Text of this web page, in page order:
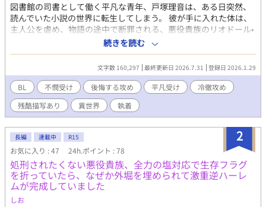
図書館の司書として働く平凡な青年、戸塚理音は、ある日突然、
読んでいた小説の世界に転生してしまう。 彼が手に入れた体は、
主人公を虐め、物語の途中で断罪される、悪役貴族のリオドール•
フィリップだった。 リオドールとなった理音は、破滅の運命を回
避するため、「物語の筋書き」を無視し、主人公たちから距離を
置こうと試みる。しかし、そこにはあまりにも残酷な現実が待っ
ていた。 初の平凡受けに挑戦です！ 主人公がかなり辛い目に合い
ますので、苦手な方はご注意下さい。 久しぶりの長編連載です。
感想やお気に入り、とても励みになります！ ぜひよろしくお願い
します！ 毎日0時更新。
続きを読む
文字数 160,297 最終更新日 2026.7.31 登録日 2026.1.29
BL 不憫受け 後悔する攻め 平凡受け
冷徹攻め
残酷描写あり
異世界 執着
2
長編 連載中 R15
お気に入り : 47 24h.ポイント : 78
処刑されたくない悪役貴族、全力の塩対応で生存フラグ
を折っていたら、なぜか外堀を埋められて激重逆ハーレ
ムが完成していました
しお